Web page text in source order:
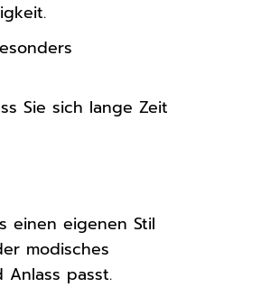
Sie sich lange Zeit
einen eigenen Stil
modisches
passt.